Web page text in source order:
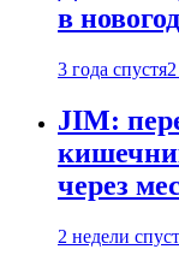
в
3 года спустя
JIM:
через
2 недели